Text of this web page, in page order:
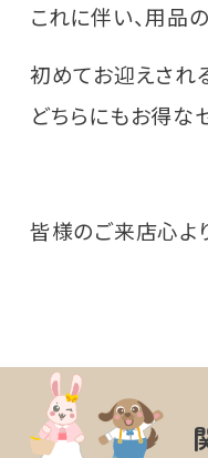
これに伴い、用品
初めてお迎えされ
どちらにもお得な
皆様のご来店心よ